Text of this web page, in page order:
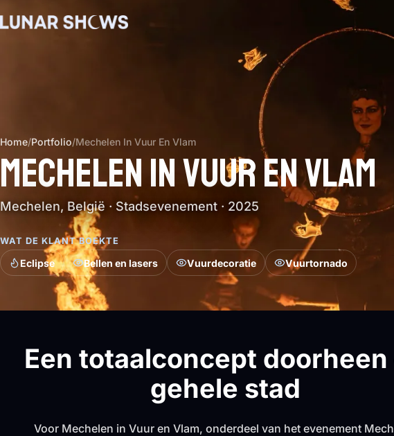
MECHELEN IN VUUR EN VLAM
Mechelen, België · Stadsevenement · 2025
Home/Portfolio/Mechelen In Vuur En Vlam
WAT DE KLANT BOEKTE
Eclipse Bellen en lasers Vuurdecoratie Vuurtornado
Een totaalconcept doorheen
gehele stad
Voor Mechelen in Vuur en Vlam, onderdeel van het evenement